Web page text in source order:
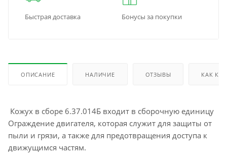
Быстрая доставка Бонусы за покупки
ОПИСАНИЕ НАЛИЧИЕ ОТЗЫВЫ КАК
Кожух в сборе 6.37.014Б входит в сборочную единицу
Ограждение двигателя, которая служит для защиты от
пыли и грязи, а также для предотвращения доступа к
движущимся частям.